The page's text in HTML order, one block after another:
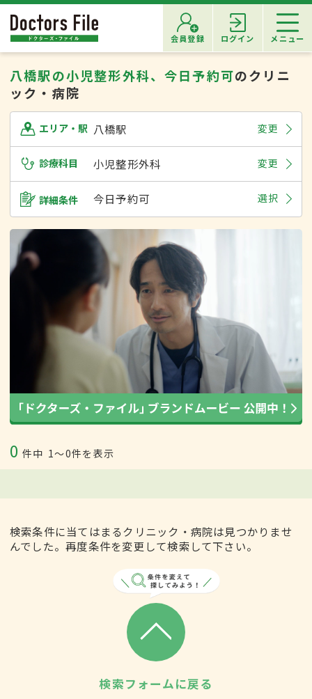
会員登録 ログイン メニュー
八橋駅の小児整形外科、今日予約可のクリニ
ック・病院
エリア・駅 八橋駅 変更
診療科目 小児整形外科 変更
詳細条件 今日予約可 選択
0 件中 1〜0件を表示
検索条件に当てはまるクリニック・病院は見つかりませ
んでした。再度条件を変更して検索して下さい。
検索フォームに戻る